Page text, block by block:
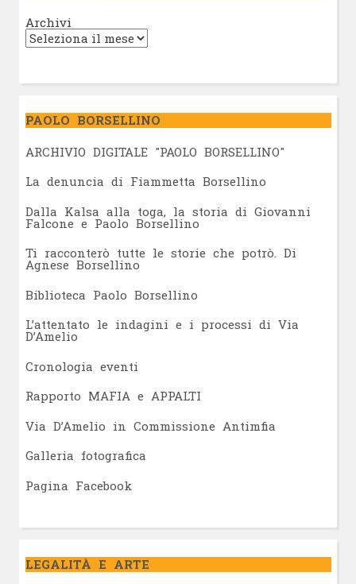
Archivi
PAOLO BORSELLINO
ARCHIVIO DIGITALE "PAOLO BORSELLINO"
La denuncia di Fiammetta Borsellino
Dalla Kalsa alla toga, la storia di Giovanni
Falcone e Paolo Borsellino
Ti racconterò tutte le storie che potrò. Di
Agnese Borsellino
Biblioteca Paolo Borsellino
L’attentato le indagini e i processi di Via
D’Amelio
Cronologia eventi
Rapporto MAFIA e APPALTI
Via D’Amelio in Commissione Antimfia
Galleria fotografica
Pagina Facebook
LEGALITÀ E ARTE